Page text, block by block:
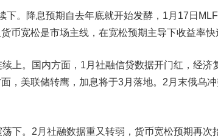
降息预期自去年底就开始发酵，1月17日MLF
币宽松是市场主线，在宽松预期主导下收益率快
。国内方面，1月社融信贷数据开门红，经济
，美联储转鹰，加息将于3月落地。2月末俄乌
。2月社融数据重又转弱，货币宽松预期再次